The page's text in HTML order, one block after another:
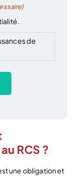
de
RCS ?
une obligation et